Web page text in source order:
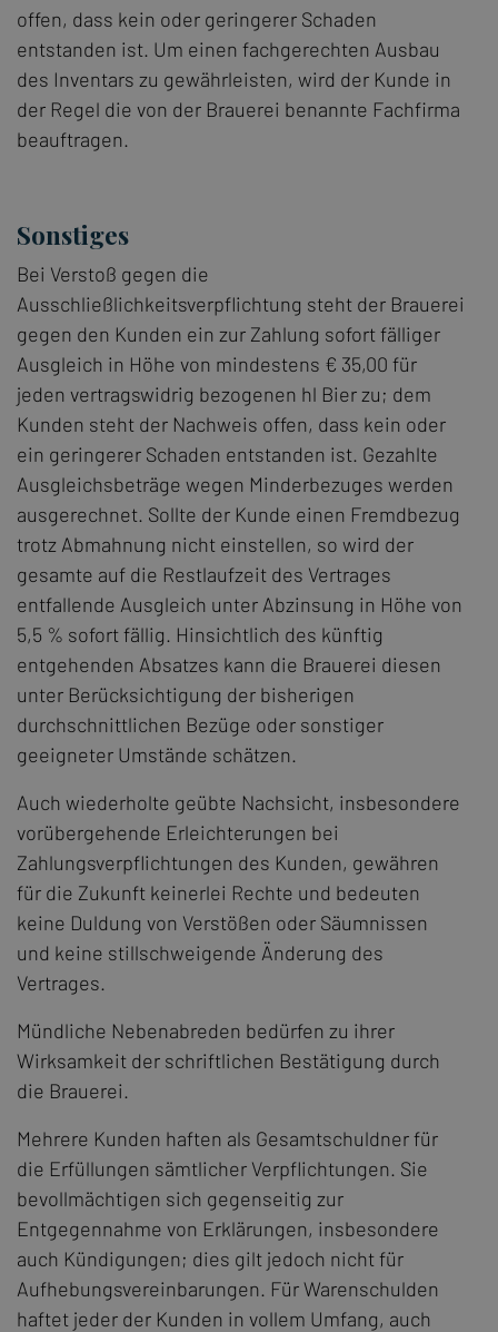
offen, dass kein oder geringerer Schaden
entstanden ist. Um einen fachgerechten Ausbau
des Inventars zu gewährleisten, wird der Kunde in
der Regel die von der Brauerei benannte Fachfirma
beauftragen.
Sonstiges
Bei Verstoß gegen die
Ausschließlichkeitsverpflichtung steht der Brauerei
gegen den Kunden ein zur Zahlung sofort fälliger
Ausgleich in Höhe von mindestens € 35,00 für
jeden vertragswidrig bezogenen hl Bier zu; dem
Kunden steht der Nachweis offen, dass kein oder
ein geringerer Schaden entstanden ist. Gezahlte
Ausgleichsbeträge wegen Minderbezuges werden
ausgerechnet. Sollte der Kunde einen Fremdbezug
trotz Abmahnung nicht einstellen, so wird der
gesamte auf die Restlaufzeit des Vertrages
entfallende Ausgleich unter Abzinsung in Höhe von
5,5 % sofort fällig. Hinsichtlich des künftig
entgehenden Absatzes kann die Brauerei diesen
unter Berücksichtigung der bisherigen
durchschnittlichen Bezüge oder sonstiger
geeigneter Umstände schätzen.
Auch wiederholte geübte Nachsicht, insbesondere
vorübergehende Erleichterungen bei
Zahlungsverpflichtungen des Kunden, gewähren
für die Zukunft keinerlei Rechte und bedeuten
keine Duldung von Verstößen oder Säumnissen
und keine stillschweigende Änderung des
Vertrages.
Mündliche Nebenabreden bedürfen zu ihrer
Wirksamkeit der schriftlichen Bestätigung durch
die Brauerei.
Mehrere Kunden haften als Gesamtschuldner für
die Erfüllungen sämtlicher Verpflichtungen. Sie
bevollmächtigen sich gegenseitig zur
Entgegennahme von Erklärungen, insbesondere
auch Kündigungen; dies gilt jedoch nicht für
Aufhebungsvereinbarungen. Für Warenschulden
haftet jeder der Kunden in vollem Umfang, auch